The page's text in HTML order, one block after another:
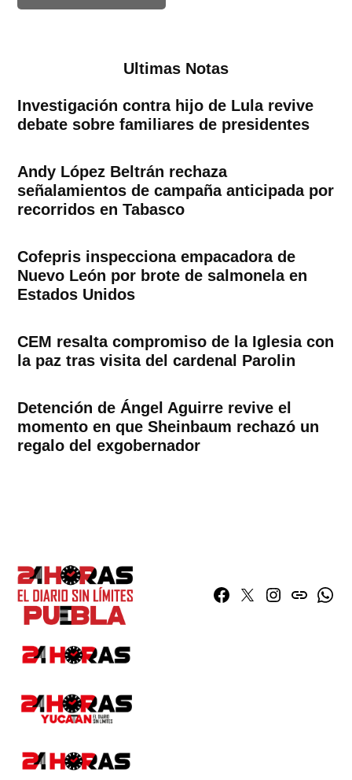
Ultimas Notas
Investigación contra hijo de Lula revive
debate sobre familiares de presidentes
Andy López Beltrán rechaza
señalamientos de campaña anticipada por
recorridos en Tabasco
Cofepris inspecciona empacadora de
Nuevo León por brote de salmonela en
Estados Unidos
CEM resalta compromiso de la Iglesia con
la paz tras visita del cardenal Parolin
Detención de Ángel Aguirre revive el
momento en que Sheinbaum rechazó un
regalo del exgobernador
Facebook
TwitterInstagram
issuu